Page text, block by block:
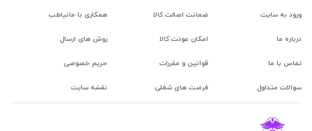
ورود به سایت
درباره ما
تماس با ما
سوالات متداول
ضمانت اصالت کالا همکاری با مانیاطب
امکان عودت کالا روش های ارسال
قوانین و مقررات حریم خصوصی
فرصت های شغلی نقشه سایت